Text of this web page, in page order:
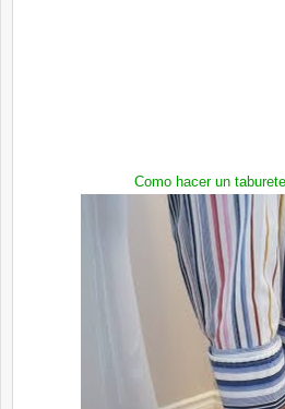
Como hacer un